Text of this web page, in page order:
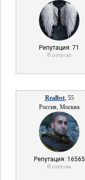
Репутация: 71
В отпуске
Realbst, 55
Россия, Москва
Репутация: 16565
В отпуске